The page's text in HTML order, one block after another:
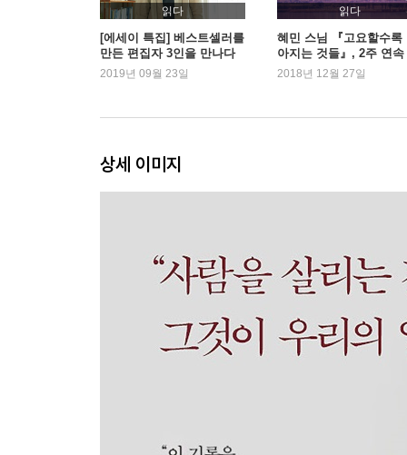
읽다
[에세이 특집] 베스트셀러를
만든 편집자 3인을 만나다
(2) – 김수진 『골든아워』
2019년 09월 23일
읽다
혜민 스님 『고요할수록
아지는 것들』, 2주 연속
위
2018년 12월 27일
상세 이미지